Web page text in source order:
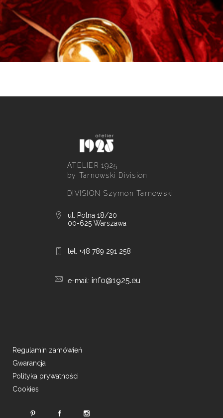
ATELIER 1925
by Tarnowski Division
DIVISION Szymon Tarnowski
ul. Polna 18/20
00-625 Warszawa
tel. +48 789 291 258
e-mail: info@1925.eu
Regulamin zamówień
Gwarancja
Polityka prywatności
Cookies